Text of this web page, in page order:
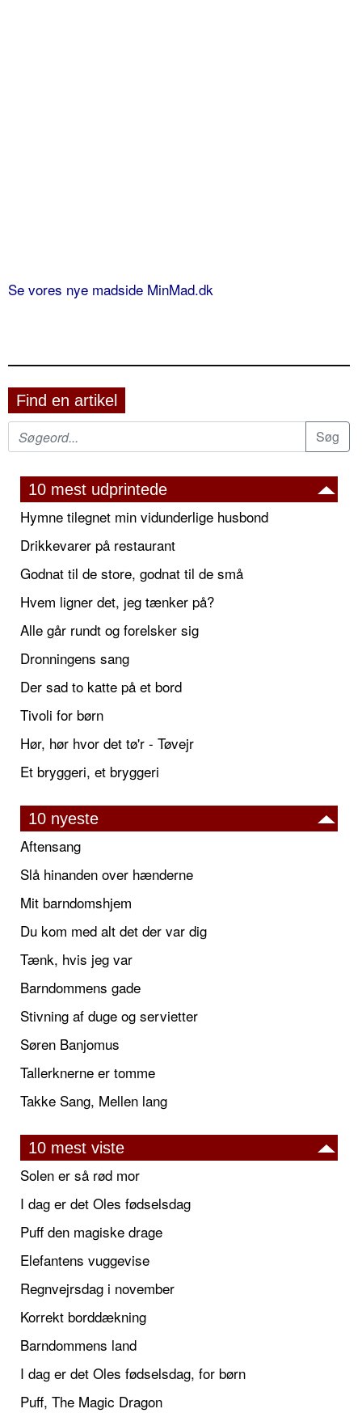
Se vores nye madside MinMad.dk
Find en artikel
10 mest udprintede
Hymne tilegnet min vidunderlige husbond
Drikkevarer på restaurant
Godnat til de store, godnat til de små
Hvem ligner det, jeg tænker på?
Alle går rundt og forelsker sig
Dronningens sang
Der sad to katte på et bord
Tivoli for børn
Hør, hør hvor det tø'r - Tøvejr
Et bryggeri, et bryggeri
10 nyeste
Aftensang
Slå hinanden over hænderne
Mit barndomshjem
Du kom med alt det der var dig
Tænk, hvis jeg var
Barndommens gade
Stivning af duge og servietter
Søren Banjomus
Tallerknerne er tomme
Takke Sang, Mellen lang
10 mest viste
Solen er så rød mor
I dag er det Oles fødselsdag
Puff den magiske drage
Elefantens vuggevise
Regnvejrsdag i november
Korrekt borddækning
Barndommens land
I dag er det Oles fødselsdag, for børn
Puff, The Magic Dragon